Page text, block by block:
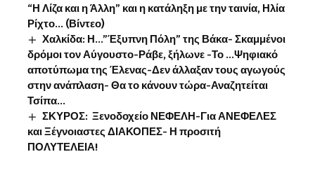
“Η Λίζα και η Άλλη” και η κατάληξη με την ταινία, Ηλία
Ρίχτο… (Βίντεο)
Χαλκίδα: Η…”Έξυπνη Πόλη” της Βάκα- Σκαμμένοι
δρόμοι τον Αύγουστο-Ράβε, ξήλωνε -Το …Ψηφιακό
αποτύπωμα της Έλενας-Δεν άλλαξαν τους αγωγούς
στην ανάπλαση- Θα το κάνουν τώρα-Αναζητείται
Τσίπα…
ΣΚΥΡΟΣ: Ξενοδοχείο ΝΕΦΕΛΗ-Για ΑΝΕΦΕΛΕΣ
και Ξέγνοιαστες ΔΙΑΚΟΠΕΣ- Η προσιτή
ΠΟΛΥΤΕΛΕΙΑ!